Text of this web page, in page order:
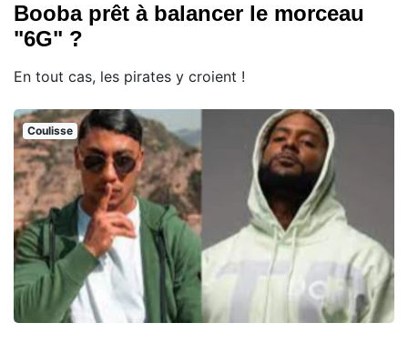
Booba prêt à balancer le morceau
"6G" ?
En tout cas, les pirates y croient !
Coulisse